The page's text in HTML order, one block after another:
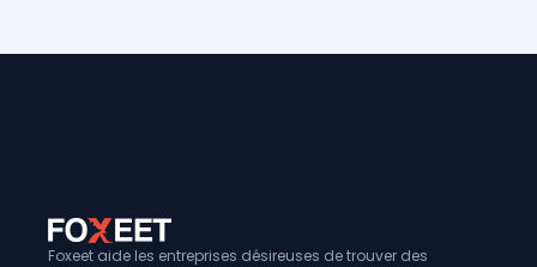
Foxeet aide les entreprises désireuses de trouver des